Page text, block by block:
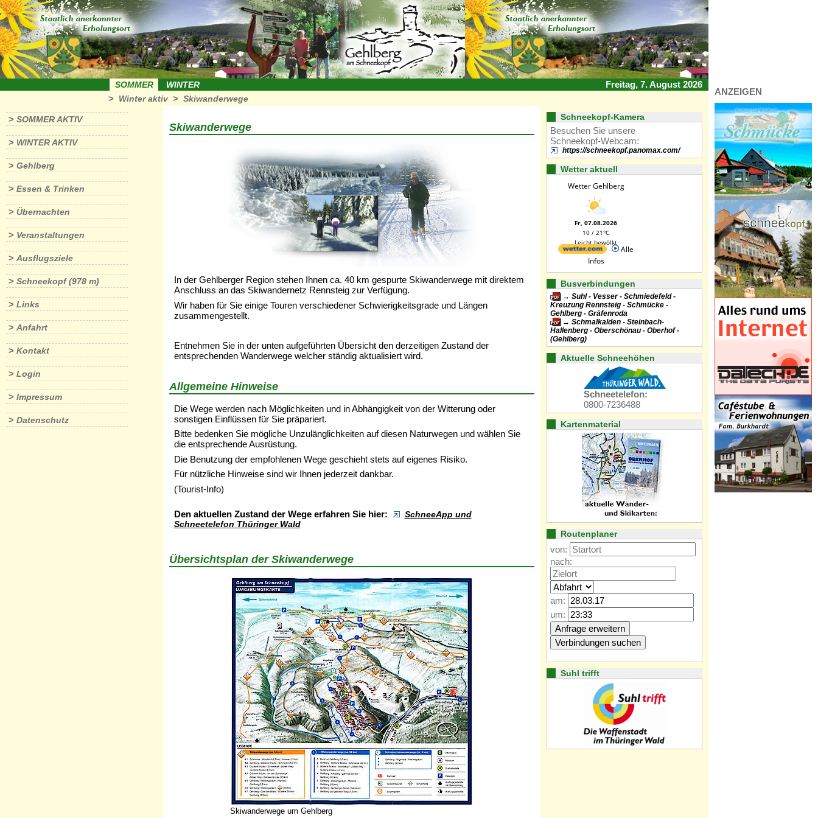
SOMMER WINTER
Freitag, 7. August 2026
> Winter aktiv > Skiwanderwege
> SOMMER AKTIV
> WINTER AKTIV
> Gehlberg
> Essen & Trinken
> Übernachten
> Veranstaltungen
> Ausflugsziele
> Schneekopf (978 m)
> Links
> Anfahrt
> Kontakt
> Login
> Impressum
> Datenschutz
Skiwanderwege
In der Gehlberger Region stehen Ihnen ca. 40 km gespurte Skiwanderwege mit direktem
Anschluss an das Skiwandernetz Rennsteig zur Verfügung.
Wir haben für Sie einige Touren verschiedener Schwierigkeitsgrade und Längen
zusammengestellt.
Entnehmen Sie in der unten aufgeführten Übersicht den derzeitigen Zustand der
entsprechenden Wanderwege welcher ständig aktualisiert wird.
Allgemeine Hinweise
Die Wege werden nach Möglichkeiten und in Abhängigkeit von der Witterung oder
sonstigen Einflüssen für Sie präpariert.
Bitte bedenken Sie mögliche Unzulänglichkeiten auf diesen Naturwegen und wählen Sie
die entsprechende Ausrüstung.
Die Benutzung der empfohlenen Wege geschieht stets auf eigenes Risiko.
Für nützliche Hinweise sind wir Ihnen jederzeit dankbar.
(Tourist-Info)
Den aktuellen Zustand der Wege erfahren Sie hier:
SchneeApp und
Schneetelefon Thüringer Wald
Übersichtsplan der Skiwanderwege
Skiwanderwege um Gehlberg
Schneekopf-Kamera
Besuchen Sie unsere
Schneekopf-Webcam:
https://schneekopf.panomax.com/
Wetter aktuell
Wetter Gehlberg
Fr, 07.08.2026
10 / 21°C
Leicht bewölkt
Alle
Infos
Busverbindungen
Suhl - Vesser - Schmiedefeld -
Kreuzung Rennsteig - Schmücke -
Gehlberg - Gräfenroda
Schmalkalden - Steinbach-
Hallenberg - Oberschönau - Oberhof -
(Gehlberg)
Aktuelle Schneehöhen
Schneetelefon:
0800-7236488
Kartenmaterial
Routenplaner
von:
nach:
am:
um:
Suhl trifft
ANZEIGEN